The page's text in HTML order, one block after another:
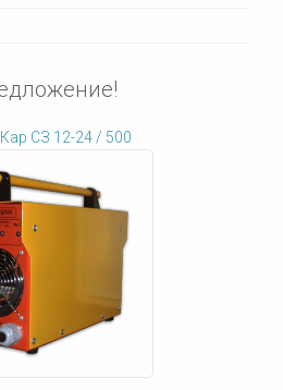
СЗ 12-24 / 500